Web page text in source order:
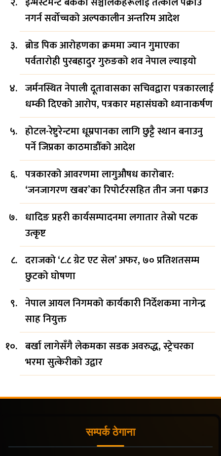
नगर्न सर्वोच्चको अल्पकालीन अन्तरिम आदेश
ब्रोड पिक आरोहणका क्रममा ज्यान गुमाएका
पर्वतारोही पुरबहादुर गुरुङको शव नेपाल ल्याइयो
जर्मनस्थित नेपाली दूतावासका सचिवद्वारा पत्रकारलाई
धम्की दिएको आरोप, पत्रकार महासंघको ध्यानाकर्षण
होटल-रेष्टुरेन्टमा धूम्रपानका लागि छुट्टै स्थान बनाउनु
पर्ने जिप्रका काठमाडौँको आदेश
पत्रकारको आवरणमा लागुऔषध कारोबार:
‘जनजागरण खबर’का रिपोर्टरसहित तीन जना पक्राउ
धादिङ प्रहरी कार्यसम्पादनमा लगातार तेस्रो पटक
उत्कृष्ट
दराजको ‘८.८ ग्रेट एट सेल’ अफर, ७० प्रतिशतसम्म
छुटको घोषणा
नेपाल आयल निगमको कार्यकारी निर्देशकमा नागेन्द्र
साह नियुक्त
बर्खा लागेसँगै लेकमका सडक अवरुद्ध, स्ट्रेचरका
भरमा सुत्केरीको उद्वार
सम्पर्क ठेगाना